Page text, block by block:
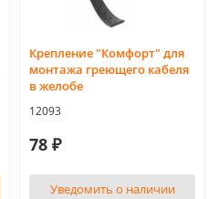
Крепление "Комфорт" для
монтажа греющего кабеля
в желобе
12093
78 ₽
Уведомить о наличии